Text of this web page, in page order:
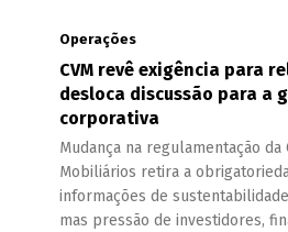
Operações
CVM revê exigência para
desloca discussão para a
corporativa
Mudança na regulamentação da
Mobiliários retira a
informações de
mas pressão de investidores,